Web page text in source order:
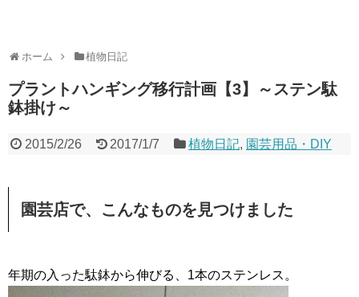
ホーム 植物日記
プラントハンギング移行計画【3】～ステン駄
鉢掛け～
2015/2/26 2017/1/7 植物日記, 園芸用品・DIY
園芸店で、こんなものを見つけました
年期の入った駄鉢から伸びる、1本のステンレス。